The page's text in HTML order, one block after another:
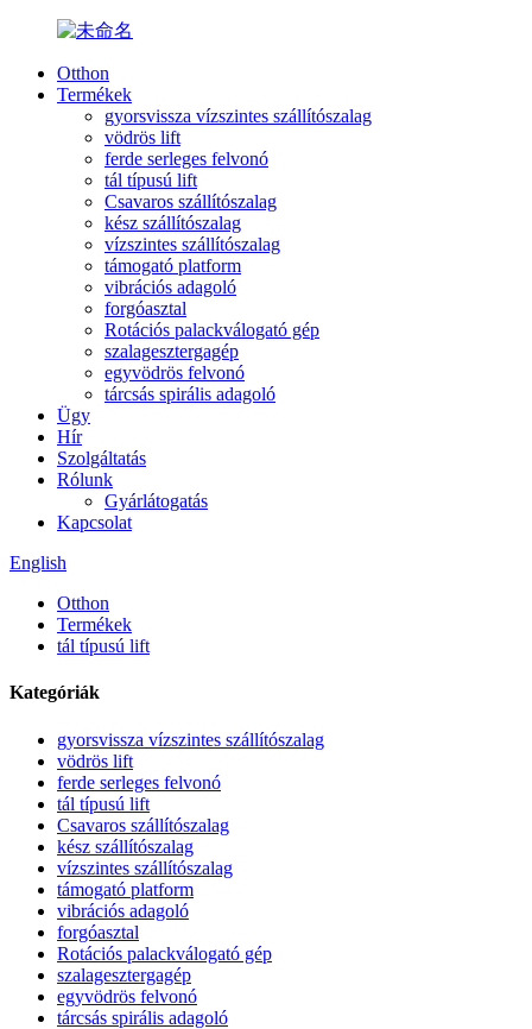
Otthon
Termékek
gyorsvissza vízszintes szállítószalag
vödrös lift
ferde serleges felvonó
tál típusú lift
Csavaros szállítószalag
kész szállítószalag
vízszintes szállítószalag
támogató platform
vibrációs adagoló
forgóasztal
Rotációs palackválogató gép
szalagesztergagép
egyvödrös felvonó
tárcsás spirális adagoló
Ügy
Hír
Szolgáltatás
Rólunk
Gyárlátogatás
Kapcsolat
English
Otthon
Termékek
tál típusú lift
Kategóriák
gyorsvissza vízszintes szállítószalag
vödrös lift
ferde serleges felvonó
tál típusú lift
Csavaros szállítószalag
kész szállítószalag
vízszintes szállítószalag
támogató platform
vibrációs adagoló
forgóasztal
Rotációs palackválogató gép
szalagesztergagép
egyvödrös felvonó
tárcsás spirális adagoló